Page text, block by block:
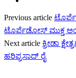
Previous article
ಟೊರ್ಪೆಡೋಸ್ ಮುಕ್ತ
Next article ಕ್ರೀಡಾ
ಹರಿಪ್ರಸಾದ್ ರೈ